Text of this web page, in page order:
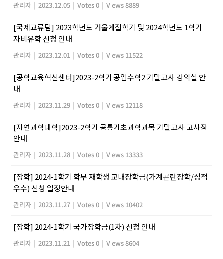
관리자 | 2023.12.05 | Votes 0 | Views 8889
[국제교류팀] 2023학년도 겨울계절학기 및 2024학년도 1학기
자비유학 신청 안내
관리자 | 2023.12.01 | Votes 0 | Views 11522
[공학교육혁신센터]2023-2학기 공업수학2 기말고사 강의실 안
내
관리자 | 2023.11.29 | Votes 0 | Views 12118
[자연과학대학]2023-2학기 공통기초과학과목 기말고사 고사장
안내
관리자 | 2023.11.28 | Votes 0 | Views 13333
[장학] 2024-1학기 학부 재학생 교내장학금(가계곤란장학/성적
우수) 신청 일정안내
관리자 | 2023.11.27 | Votes 0 | Views 10402
[장학] 2024-1학기 국가장학금(1차) 신청 안내
관리자 | 2023.11.21 | Votes 0 | Views 8604